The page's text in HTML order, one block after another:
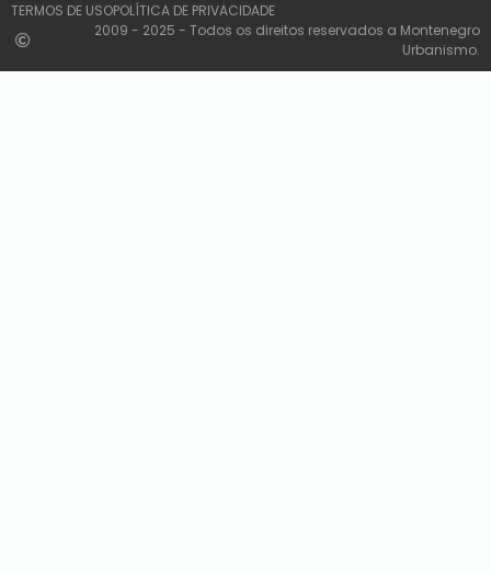
TERMOS DE USOPOLÍTICA DE PRIVACIDADE
2009 - 2025 - Todos os direitos reservados a Montenegro
Urbanismo.